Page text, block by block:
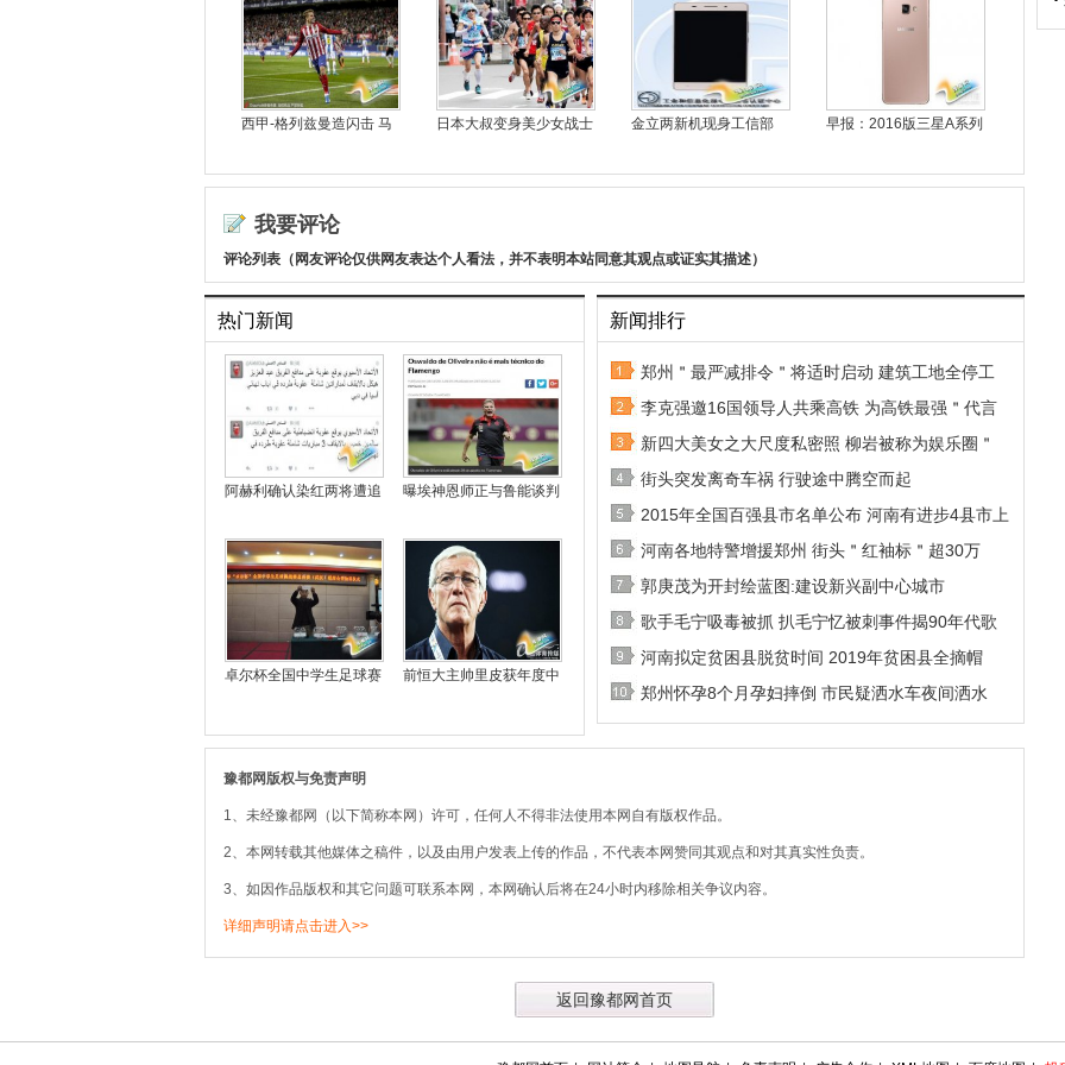
西甲-格列兹曼造闪击 马 日本大叔变身美少女战士 金立两新机现身工信部 早报：2016版三星A系列
我要评论
评论列表（网友评论仅供网友表达个人看法，并不表明本站同意其观点或证实其描述）
热门新闻
阿赫利确认染红两将遭追 曝埃神恩师正与鲁能谈判
卓尔杯全国中学生足球赛 前恒大主帅里皮获年度中
新闻排行
郑州＂最严减排令＂将适时启动 建筑工地全停工
李克强邀16国领导人共乘高铁 为高铁最强＂代言
新四大美女之大尺度私密照 柳岩被称为娱乐圈＂
街头突发离奇车祸 行驶途中腾空而起
2015年全国百强县市名单公布 河南有进步4县市上
河南各地特警增援郑州 街头＂红袖标＂超30万
郭庚茂为开封绘蓝图:建设新兴副中心城市
歌手毛宁吸毒被抓 扒毛宁忆被刺事件揭90年代歌
河南拟定贫困县脱贫时间 2019年贫困县全摘帽
郑州怀孕8个月孕妇摔倒 市民疑洒水车夜间洒水
豫都网版权与免责声明
1、未经豫都网（以下简称本网）许可，任何人不得非法使用本网自有版权作品。
2、本网转载其他媒体之稿件，以及由用户发表上传的作品，不代表本网赞同其观点和对其真实性负责。
3、如因作品版权和其它问题可联系本网，本网确认后将在24小时内移除相关争议内容。
详细声明请点击进入>>
返回豫都网首页